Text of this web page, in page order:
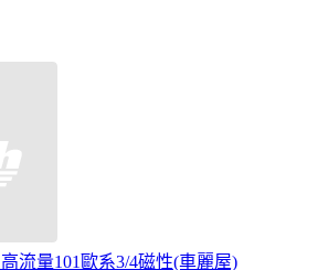
流量101歐系3/4磁性(車麗屋)